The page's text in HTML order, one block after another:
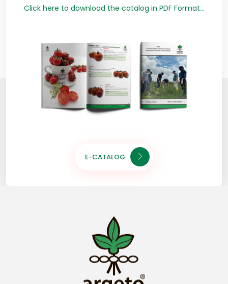
Click here to download the catalog in PDF Format...
E-CATALOG